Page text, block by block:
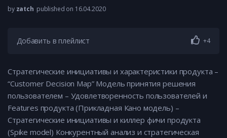
by zatch published on 16.04.2020
Добавить в плейлист +4
Стратегические инициативы и характеристики продукта –
“Customer Decision Map” Модель принятия решения
пользователем – Удовлетворенность пользователей и
Features продукта (Прикладная Кано модель) –
Стратегические инициативы и киллер фичи продукта
(Spike model) Конкурентный анализ и стратегическая